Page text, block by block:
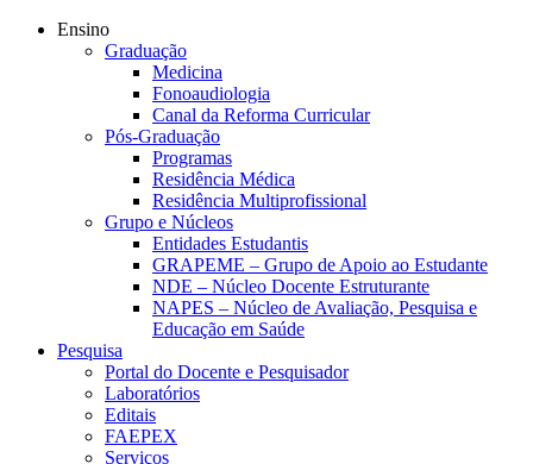
Ensino
Graduação
Medicina
Fonoaudiologia
Canal da Reforma Curricular
Pós-Graduação
Programas
Residência Médica
Residência Multiprofissional
Grupo e Núcleos
Entidades Estudantis
GRAPEME – Grupo de Apoio ao Estudante
NDE – Núcleo Docente Estruturante
NAPES – Núcleo de Avaliação, Pesquisa e
Educação em Saúde
Pesquisa
Portal do Docente e Pesquisador
Laboratórios
Editais
FAEPEX
Serviços